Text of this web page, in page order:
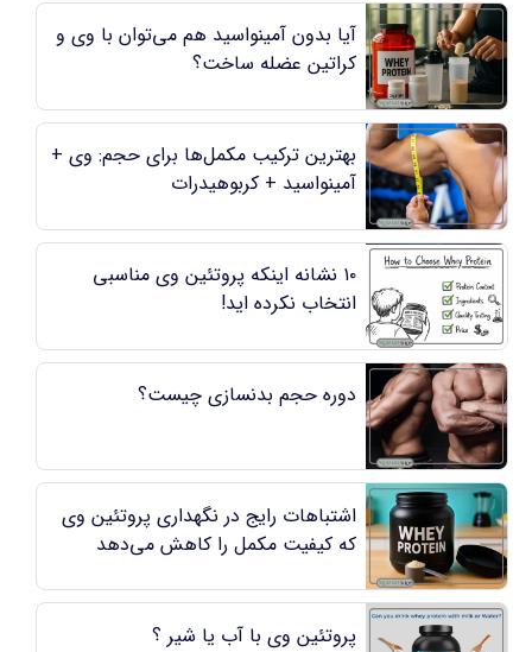
آیا بدون آمینواسید هم می‌توان با وی و
کراتین عضله ساخت؟
بهترین ترکیب مکمل‌ها برای حجم: وی +
آمینواسید + کربوهیدرات
۱۰ نشانه اینکه پروتئین وی مناسبی
انتخاب نکرده ‌اید!
دوره حجم بدنسازی چیست؟
اشتباهات رایج در نگهداری پروتئین وی
که کیفیت مکمل را کاهش می‌دهد
پروتئین وی با آب یا شیر ؟